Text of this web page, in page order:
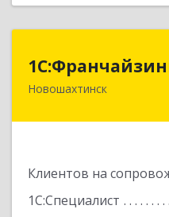
Новошахтинск
Клиентов на
1С:Специалист
346901,